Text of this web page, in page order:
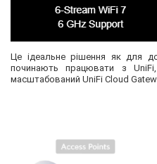
Це ідеальне рішення як для
починають працювати з
масштабований UniFi Cloud